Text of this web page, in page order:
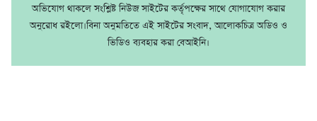
অভিযোগ থাকলে সংশ্লিষ্ট নিউজ সাইটের কর্তৃপক্ষের সাথে যোগাযোগ করার
অনুরোধ রইলো।বিনা অনুমতিতে এই সাইটের সংবাদ, আলোকচিত্র অডিও ও
ভিডিও ব্যবহার করা বেআইনি।